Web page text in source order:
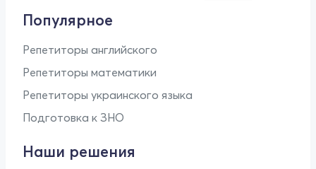
Популярное
Репетиторы английского
Репетиторы математики
Репетиторы украинского языка
Подготовка к ЗНО
Наши решения